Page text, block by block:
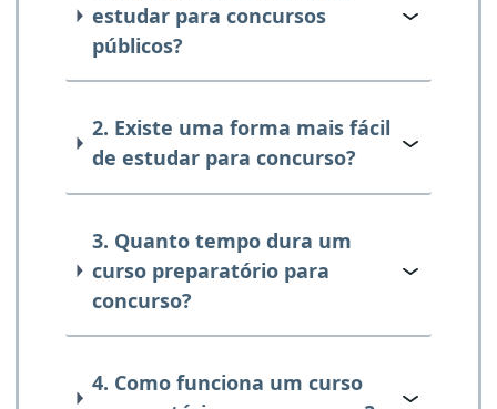
estudar para concursos
públicos?
2. Existe uma forma mais fácil
de estudar para concurso?
3. Quanto tempo dura um
curso preparatório para
concurso?
4. Como funciona um curso